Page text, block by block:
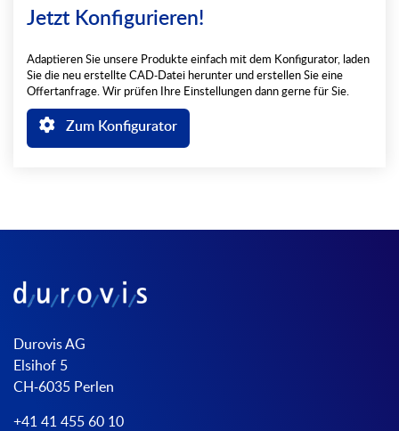
Jetzt Konfigurieren!
Adaptieren Sie unsere Produkte einfach mit dem Konfigurator, laden
Sie die neu erstellte CAD-Datei herunter und erstellen Sie eine
Offertanfrage. Wir prüfen Ihre Einstellungen dann gerne für Sie.
Zum Konfigurator
Durovis AG
Elsihof 5
CH-6035 Perlen
+41 41 455 60 10